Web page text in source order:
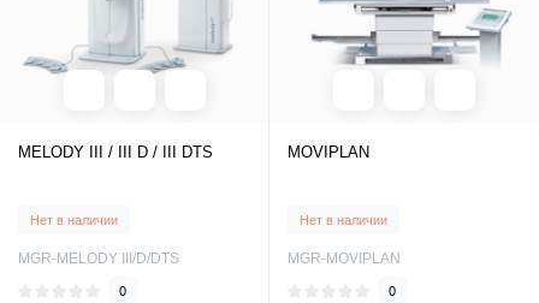
MELODY III / III D / III DTS
Нет в наличии
MGR-MELODY III/D/DTS
0
MOVIPLAN
Нет в наличии
MGR-MOVIPLAN
0